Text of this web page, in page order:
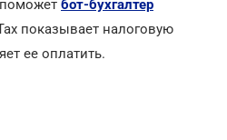
бот-бухгалтер
показывает налоговую
ее оплатить.